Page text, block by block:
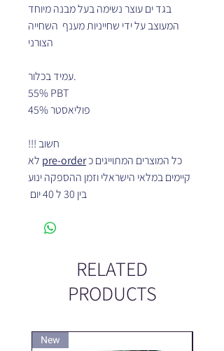
בגד ים עוצר נשימה בעל מבנה מיוחד
המעוצב על ידי שחייניות מענף השחייה
עמיד בכלור.
55% PBT
45% פוליאסטר
חשוב !!!
כל המוצרים המתוייגים כpre-order לא
קיימים במלאי הישראלי וזמן ההספקה ינוע
בין 30 ל 40 יום
RELATED
PRODUCTS
New